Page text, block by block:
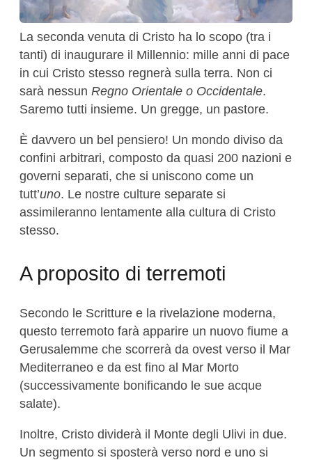
La seconda venuta di Cristo ha lo scopo (tra i
tanti) di inaugurare il Millennio: mille anni di pace
in cui Cristo stesso regnerà sulla terra. Non ci
sarà nessun Regno Orientale o Occidentale.
Saremo tutti insieme. Un gregge, un pastore.
È davvero un bel pensiero! Un mondo diviso da
confini arbitrari, composto da quasi 200 nazioni e
governi separati, che si uniscono come un
tutt’uno. Le nostre culture separate si
assimileranno lentamente alla cultura di Cristo
stesso.
A proposito di terremoti
Secondo le Scritture e la rivelazione moderna,
questo terremoto farà apparire un nuovo fiume a
Gerusalemme che scorrerà da ovest verso il Mar
Mediterraneo e da est fino al Mar Morto
(successivamente bonificando le sue acque
salate).
Inoltre, Cristo dividerà il Monte degli Ulivi in due.
Un segmento si sposterà verso nord e uno si